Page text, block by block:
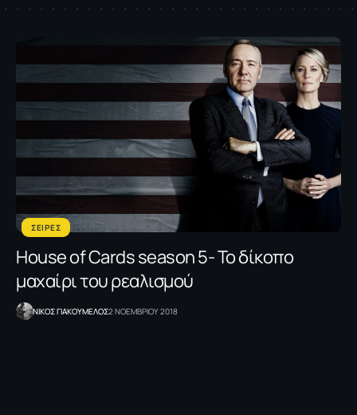
ΣΕΙΡΕΣ
House of Cards season 5- Το δίκοπο
μαχαίρι του ρεαλισμού
NΙΚΟΣ ΓΙΑΚΟΥΜΕΛΟΣ2 ΝΟΕΜΒΡΙΟΥ 2018